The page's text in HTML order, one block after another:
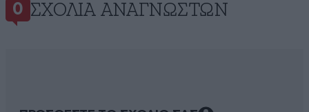
0 ΣΧΌΛΙΑ ΑΝΑΓΝΩΣΤΏΝ